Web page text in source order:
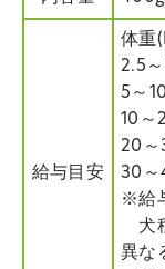
給与目安
体重
2.5
5～
10
20
30
※給
犬
異な